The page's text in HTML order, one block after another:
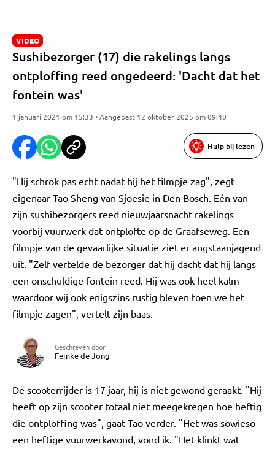
VIDEO
Sushibezorger (17) die rakelings langs
ontploffing reed ongedeerd: 'Dacht dat het
fontein was'
1 januari 2021 om 15:33 • Aangepast 12 oktober 2025 om 09:40
Hulp bij lezen
"Hij schrok pas echt nadat hij het filmpje zag", zegt
eigenaar Tao Sheng van Sjoesie in Den Bosch. Eén van
zijn sushibezorgers reed nieuwjaarsnacht rakelings
voorbij vuurwerk dat ontplofte op de Graafseweg. Een
filmpje van de gevaarlijke situatie ziet er angstaanjagend
uit. "Zelf vertelde de bezorger dat hij dacht dat hij langs
een onschuldige fontein reed. Hij was ook heel kalm
waardoor wij ook enigszins rustig bleven toen we het
filmpje zagen", vertelt zijn baas.
Geschreven door
Femke de Jong
De scooterrijder is 17 jaar, hij is niet gewond geraakt. "Hij
heeft op zijn scooter totaal niet meegekregen hoe heftig
die ontploffing was", gaat Tao verder. "Het was sowieso
een heftige vuurwerkavond, vond ik. "Het klinkt wat